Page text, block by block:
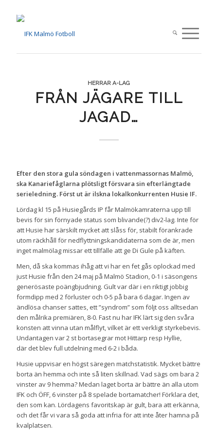
HERRAR A-LAG
FRÅN JÄGARE TILL
JAGAD…
Efter den stora gula söndagen i vattenmassornas Malmö,
ska Kanariefåglarna plötsligt försvara sin efterlängtade
serieledning. Först ut är ilskna lokalkonkurrenten Husie IF.
Lördag kl 15 på Husiegårds IP får Malmökamraterna upp till
bevis för sin förnyade status som blivande(?) div2-lag. Inte för
att Husie har särskilt mycket att slåss för, stabilt förankrade
utom räckhåll för nedflyttningskandidaterna som de är, men
inget malmölag missar ett tillfälle att ge Di Gule på käften.
Men, då ska kommas ihåg att vi har en fet gås oplockad med
just Husie från den 24 maj på Malmö Stadion, 0-1 i säsongens
generösaste poängbjudning. Gult var där i en riktigt jobbig
formdipp med 2 förluster och 0-5 på bara 6 dagar. Ingen av
ändlösa chanser sattes, ett ”syndrom” som följt oss alltsedan
den målrika premiären, 8-0. Fast nu har IFK lärt sig den svåra
konsten att vinna utan målflyt, vilket är ett verkligt styrkebevis.
Undantagen var 2 st bortasegrar mot Hittarp resp Hyllie,
där det blev full utdelning med 6-2 i båda.
Husie uppvisar en högst säregen matchstatistik. Mycket bättre
borta än hemma och inte så liten skillnad. Vad sägs om bara 2
vinster av 9 hemma? Medan laget borta är bättre än alla utom
IFK och ÖFF, 6 vinster på 8 spelade bortamatcher! Förklara det,
den som kan. Lördagens favoritskap är gult, bara att erkänna,
och det får vi vara så goda att infria för att inte åter hamna på
kvalplatsen.